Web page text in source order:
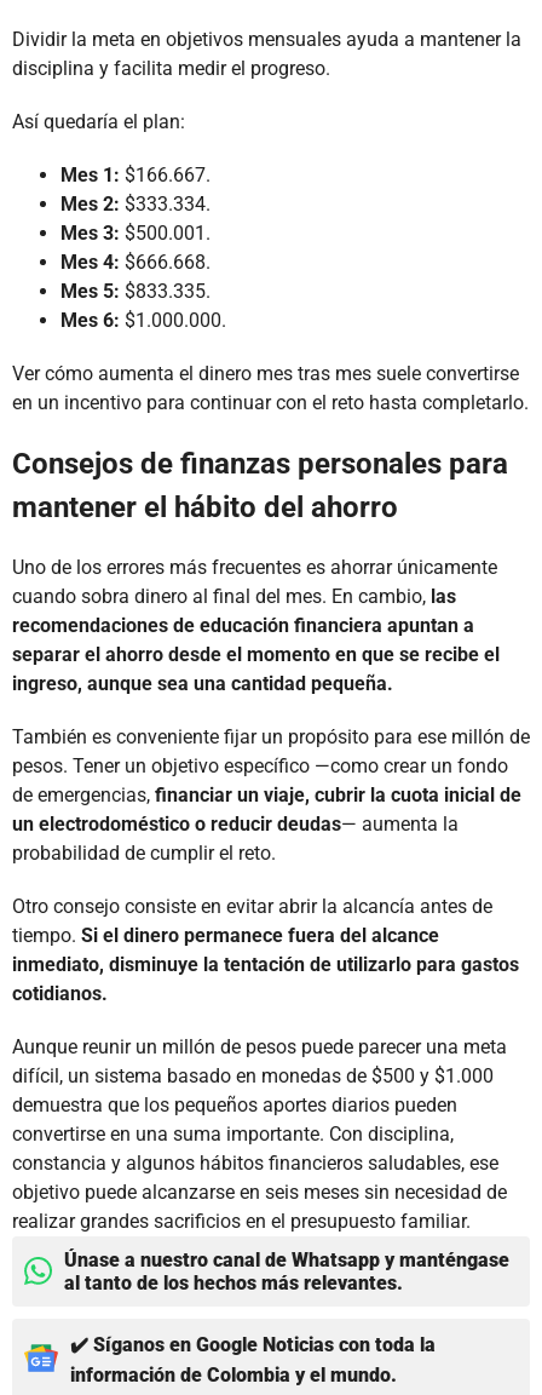
Dividir la meta en objetivos mensuales ayuda a mantener la
disciplina y facilita medir el progreso.
Así quedaría el plan:
Mes 1: $166.667.
Mes 2: $333.334.
Mes 3: $500.001.
Mes 4: $666.668.
Mes 5: $833.335.
Mes 6: $1.000.000.
Ver cómo aumenta el dinero mes tras mes suele convertirse
en un incentivo para continuar con el reto hasta completarlo.
Consejos de finanzas personales para
mantener el hábito del ahorro
Uno de los errores más frecuentes es ahorrar únicamente
cuando sobra dinero al final del mes. En cambio, las
recomendaciones de educación financiera apuntan a
separar el ahorro desde el momento en que se recibe el
ingreso, aunque sea una cantidad pequeña.
También es conveniente fijar un propósito para ese millón de
pesos. Tener un objetivo específico —como crear un fondo
de emergencias, financiar un viaje, cubrir la cuota inicial de
un electrodoméstico o reducir deudas— aumenta la
probabilidad de cumplir el reto.
Otro consejo consiste en evitar abrir la alcancía antes de
tiempo. Si el dinero permanece fuera del alcance
inmediato, disminuye la tentación de utilizarlo para gastos
cotidianos.
Aunque reunir un millón de pesos puede parecer una meta
difícil, un sistema basado en monedas de $500 y $1.000
demuestra que los pequeños aportes diarios pueden
convertirse en una suma importante. Con disciplina,
constancia y algunos hábitos financieros saludables, ese
objetivo puede alcanzarse en seis meses sin necesidad de
realizar grandes sacrificios en el presupuesto familiar.
Únase a nuestro canal de Whatsapp y manténgase
al tanto de los hechos más relevantes.
✔️ Síganos en Google Noticias con toda la
información de Colombia y el mundo.